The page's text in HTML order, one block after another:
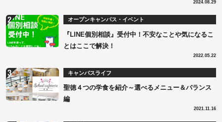
2024.08.29
オープンキャンパス・イベント
『LINE個別相談』受付中！不安なことや気になるこ
とはここで解決！
2022.05.22
キャンパスライフ
聖徳４つの学食を紹介～選べるメニュー＆バランス
編
2021.11.16